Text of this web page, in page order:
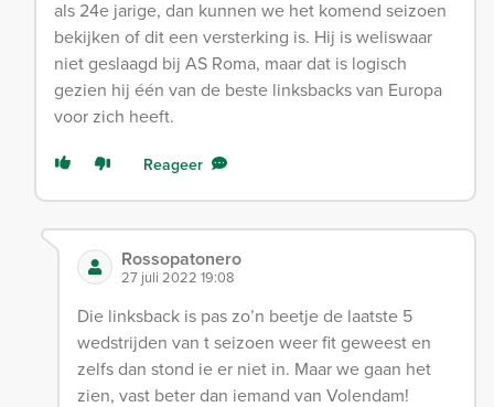
als 24e jarige, dan kunnen we het komend seizoen
bekijken of dit een versterking is. Hij is weliswaar
niet geslaagd bij AS Roma, maar dat is logisch
gezien hij één van de beste linksbacks van Europa
voor zich heeft.
Reageer
Rossopatonero
27 juli 2022 19:08
Die linksback is pas zo’n beetje de laatste 5
wedstrijden van t seizoen weer fit geweest en
zelfs dan stond ie er niet in. Maar we gaan het
zien, vast beter dan iemand van Volendam!